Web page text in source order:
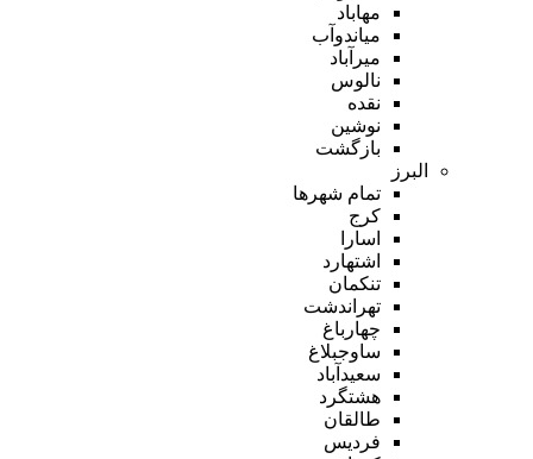
مهاباد
میاندوآب
میرآباد
نالوس
نقده
نوشین
بازگشت
البرز
تمام شهر‌ها
کرج
اسارا
اشتهارد
تنکمان
تهراندشت
چهارباغ
ساوجبلاغ
سعیدآباد
هشتگرد
طالقان
فردیس